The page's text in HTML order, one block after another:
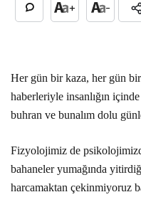
+ -
Her gün bir kaza, her gün
haberleriyle insanlığın
buhran ve bunalım dolu
Fizyolojimiz de
bahaneler yumağında
harcamaktan çekinmiyoruz